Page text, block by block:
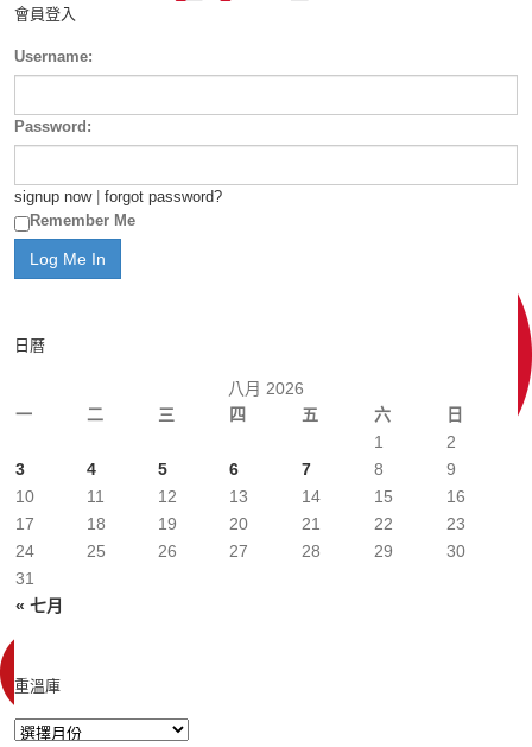
會員登入
Username:
Password:
signup now| forgot password?
Remember Me
日曆
八月 2026
一
二 三 四 五 六 日
« 七月
1
2
3
4 5 6 7 8
9
10
11 12 13 14 15
16
17
18 19 20 21 22
23
24
25 26 27 28 29
30
31
重溫庫